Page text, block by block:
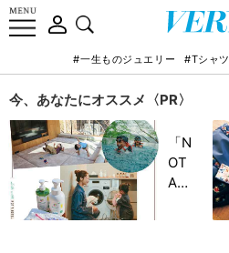
#一生ものジュエリー #Tシャツ
今、あなたにオススメ〈PR〉
「N
OT
A